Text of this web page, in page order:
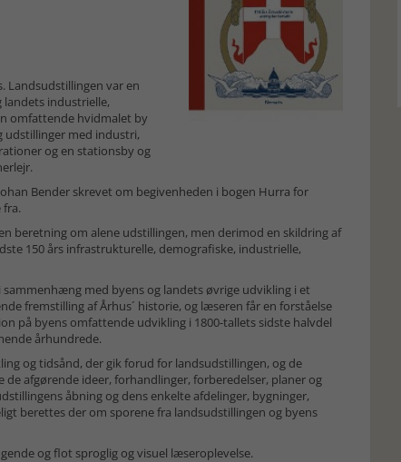
Landsudstillingen var en
industrielle,
omfattende hvidmalet by
udstillinger med industri,
og en stationsby og
Bender skrevet om begivenheden i bogen Hurra for
beretning om alene udstillingen, men derimod en skildring af
150 års infrastrukturelle, demografiske, industrielle,
med byens og landets øvrige udvikling i et
fremstilling af Århus´ historie, og læseren får en forståelse
på byens omfattende udvikling i 1800-tallets sidste halvdel
århundrede.
og tidsånd, der gik forud for landsudstillingen, og de
afgørende ideer, forhandlinger, forberedelser, planer og
åbning og dens enkelte afdelinger, bygninger,
berettes der om sporene fra landsudstillingen og byens
og flot sproglig og visuel læseroplevelse.